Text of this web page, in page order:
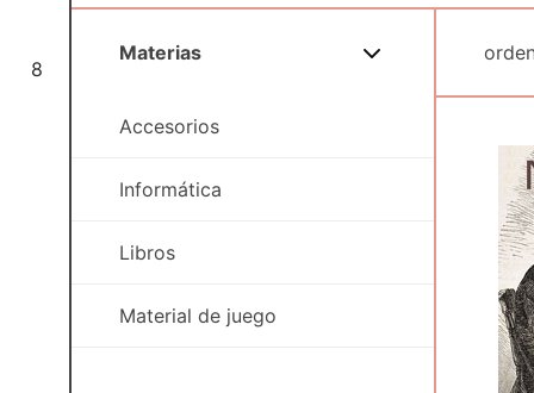
8
Materias
Accesorios
Informática
Libros
Material de juego